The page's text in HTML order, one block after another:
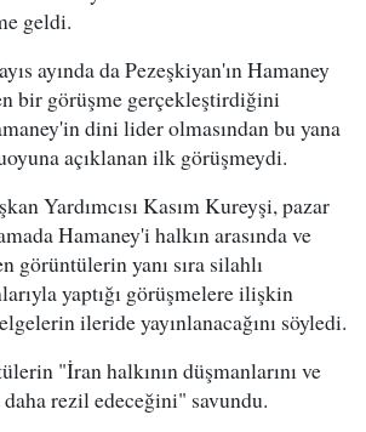
geldi.
ayında da Pezeşkiyan'ın Hamaney
bir görüşme gerçekleştirdiğini
dini lider olmasından bu yana
açıklanan ilk görüşmeydi.
Yardımcısı Kasım Kureyşi, pazar
Hamaney'i halkın arasında ve
görüntülerin yanı sıra silahlı
yaptığı görüşmelere ilişkin
ileride yayınlanacağını söyledi.
"İran halkının düşmanlarını ve
daha rezil edeceğini" savundu.